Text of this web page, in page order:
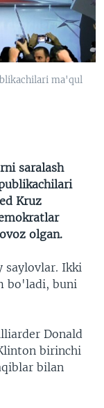
ma'qul
saralash
Kruz
olgan.
saylovlar. Ikki
bo'ladi, buni
Donald
birinchi
bilan